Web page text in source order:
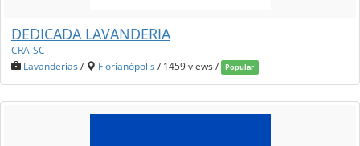
DEDICADA LAVANDERIA
CRA-SC
Lavanderias / Florianópolis / 1459 views / Popular